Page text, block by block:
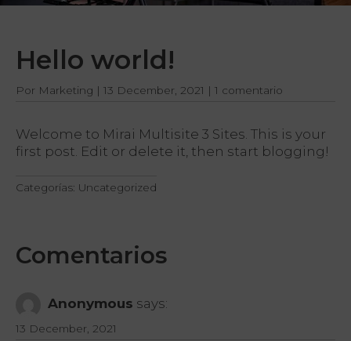
Hello world!
Por Marketing | 13 December, 2021 | 1 comentario
Welcome to Mirai Multisite 3 Sites. This is your
first post. Edit or delete it, then start blogging!
Categorías: Uncategorized
Comentarios
Anonymous says:
13 December, 2021